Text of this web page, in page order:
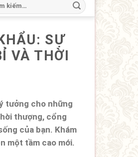
SỰ
VÀ THỜI
tưởng cho những
thượng, cổng
của bạn. Khám
một tầm cao mới.